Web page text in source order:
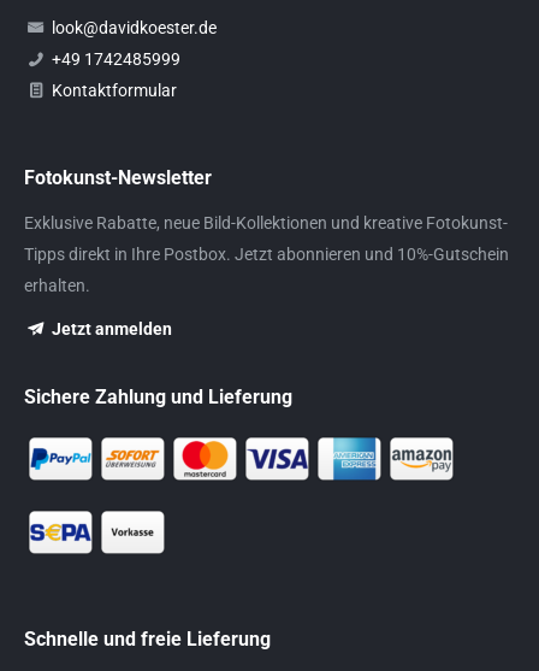
look@davidkoester.de
+49 1742485999
Kontaktformular
Fotokunst-Newsletter
Exklusive Rabatte, neue Bild-Kollektionen und kreative Fotokunst-
Tipps direkt in Ihre Postbox. Jetzt abonnieren und 10%-Gutschein
erhalten.
Jetzt anmelden
Sichere Zahlung und Lieferung
Schnelle und freie Lieferung